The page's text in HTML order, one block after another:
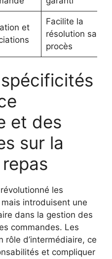
et
Facilite la
résolution sans
procès
et des
sur la
les
introduisent une
dans la gestion des
commandes. Les
rôle d’intermédiaire, ce
et compliquer